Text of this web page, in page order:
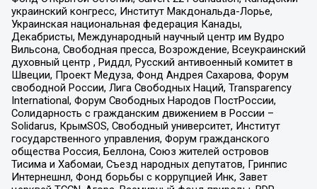
украинский конгресс, Институт Макдональда-Лорье,
Украинская национальная федерация Канады,
Декабристы, Международный научный центр им Вудро
Вильсона, Свободная пресса, Возрождение, Всеукраинский
духовный центр , Риддл, Русский антивоенный комитет в
Швеции, Проект Медуза, Фонд Андрея Сахарова, Форум
свободной России, Лига Свободных Наций, Transparеncy
International, Форум Свободных Народов ПостРоссии,
Солидарность с гражданским движением в России –
Solidarus, КрымSOS, Свободный университет, Институт
государственного управления, Форум гражданского
общества Россия, Беллона, Союз жителей островов
Тисима и Хабомаи, Съезд народных депутатов, Гринпис
Интернешнл, Фонд борьбы с коррупцией Инк, Завет